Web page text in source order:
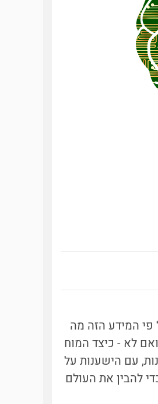
פי המידע הזה מה
לא - כיצד המוח
עם הישענות על
להבין את העולם